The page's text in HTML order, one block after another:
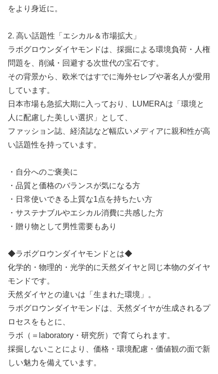
をより身近に。
2. 高い話題性「エシカル＆市場拡大」
ラボグロウンダイヤモンドは、採掘による環境負荷・人権
問題を、削減・回避する次世代の宝石です。
その背景から、欧米ではすでに海外セレブや著名人が愛用
しています。
日本市場も急拡大期に入っており、LUMERAは「環境と
人に配慮した美しい選択」として、
ファッション誌、経済誌など幅広いメディアに親和性が高
い話題性を持っています。
・自分へのご褒美に
・品質と価格のバランスが気になる方
・日常使いできる上質な1点を持ちたい方
・サステナブルやエシカル消費に共感した方
・贈り物として男性需要もあり
◆ラボグロウンダイヤモンドとは◆
化学的・物理的・光学的に天然ダイヤと同じ本物のダイヤ
モンドです。
天然ダイヤとの違いは「生まれた環境」。
ラボグロウンダイヤモンドは、天然ダイヤが生成されるプ
ロセスをもとに、
ラボ（＝laboratory・研究所）で育てられます。
採掘しないことにより、価格・環境配慮・価値観の面で新
しい魅力を備えています。